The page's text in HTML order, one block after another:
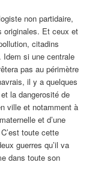
non partidaire,
originales. Et ceux et
citadins
si une centrale
pas au périmètre
il y a quelques
la dangerosité de
ville et notamment à
et d’une
toute cette
guerres qu’il va
dans toute son